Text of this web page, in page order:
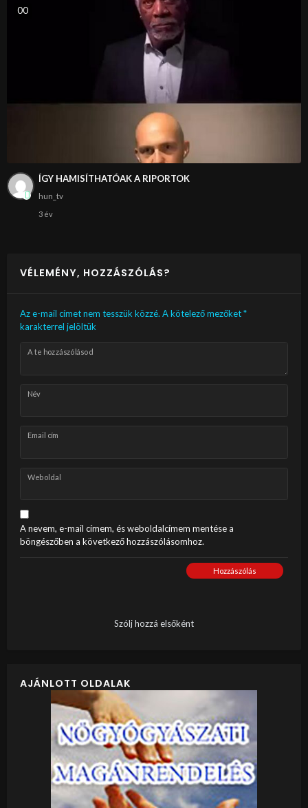
00
ÍGY HAMISÍTHATÓAK A RIPORTOK
hun_tv
3 év
VÉLEMÉNY, HOZZÁSZÓLÁS?
Az e-mail címet nem tesszük közzé. A kötelező mezőket*
karakterrel jelöltük
A te hozzászólásod
Név
Email cím
Weboldal
A nevem, e-mail címem, és weboldalcímem mentése a
böngészőben a következő hozzászólásomhoz.
Hozzászólás
Szólj hozzá elsőként
AJÁNLOTT OLDALAK